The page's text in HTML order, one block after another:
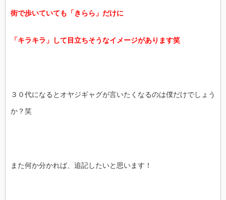
街で歩いていても「きらら」だけに
「キラキラ」して目立ちそうなイメージがあります笑
３０代になるとオヤジギャグが言いたくなるのは僕だけでしょう
か？笑
また何か分かれば、追記したいと思います！